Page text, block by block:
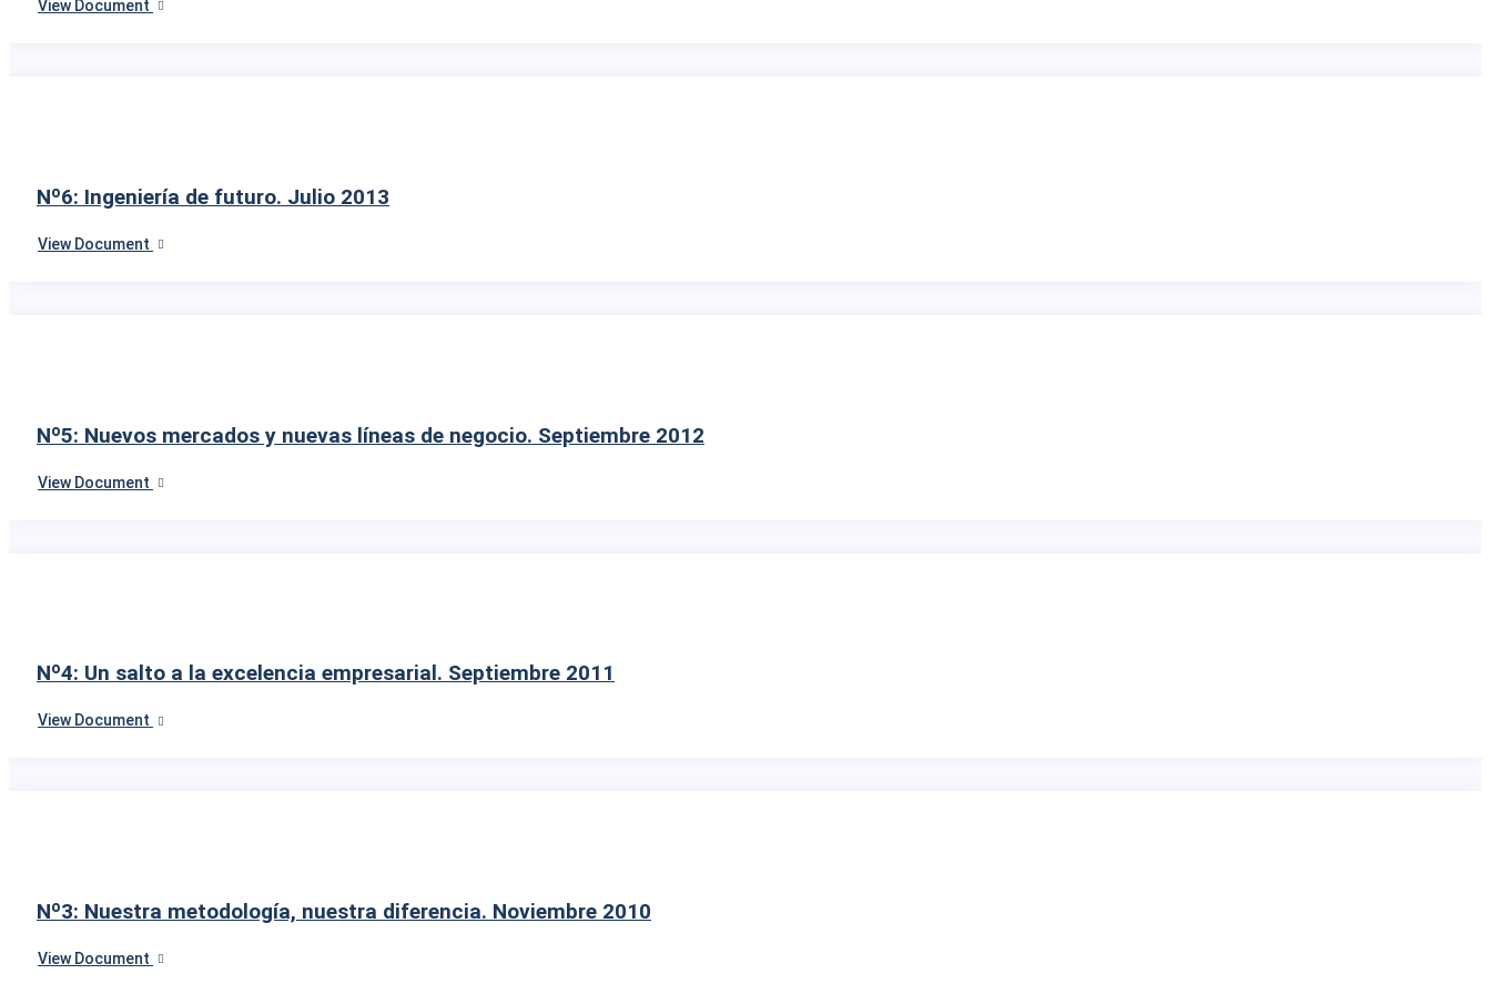
View Document
Nº6: Ingeniería de futuro. Julio 2013
View Document
Nº5: Nuevos mercados y nuevas líneas de negocio. Septiembre 2012
View Document
Nº4: Un salto a la excelencia empresarial. Septiembre 2011
View Document
Nº3: Nuestra metodología, nuestra diferencia. Noviembre 2010
View Document